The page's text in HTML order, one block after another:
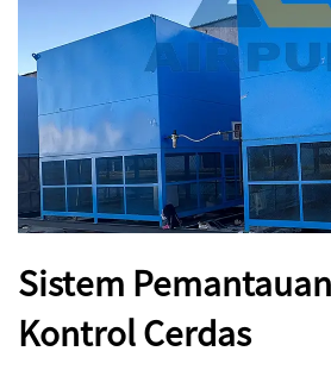
Sistem
Kontrol Cerdas